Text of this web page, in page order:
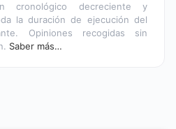
cronológico decreciente y
la duración de ejecución del
Opiniones recogidas sin
Saber más…